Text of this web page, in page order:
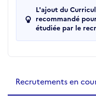
L'ajout du
recommandé
étudiée par le
Recrutements en